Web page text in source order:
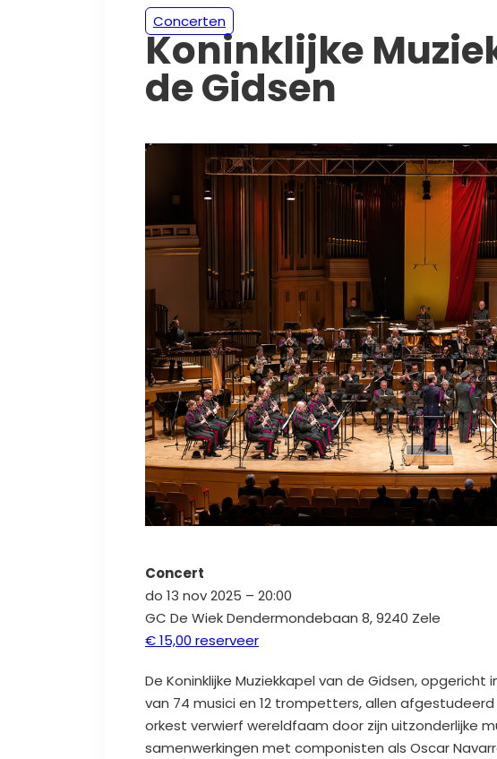
Concerten
Koninklijke
de Gidsen
Concert
do 13 nov 2025 – 20:00
GC De Wiek Dendermondebaan 8, 9240 Zele
€ 15,00 reserveer
De Koninklijke Muziekkapel van de Gidsen, opgericht
van 74 musici en 12 trompetters, allen
orkest verwierf wereldfaam door zijn uitzonderlijke
samenwerkingen met componisten als Oscar